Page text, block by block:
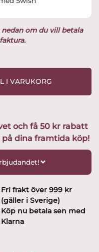
om du vill betala
I VARUKORG
och få 50 kr rabatt
dina framtida köp!
Fri frakt över 999 kr
(gäller i Sverige)
Köp nu betala sen med
Klarna